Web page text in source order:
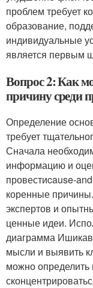
проблем требует
образование,
индивидуальные
является первым
Вопрос 2: Как
причину среди
Определение
требует
Сначала
информацию и
провестиcause-
коренные
экспертов и
ценные идеи.
диаграмма
мысли и выявить
можно